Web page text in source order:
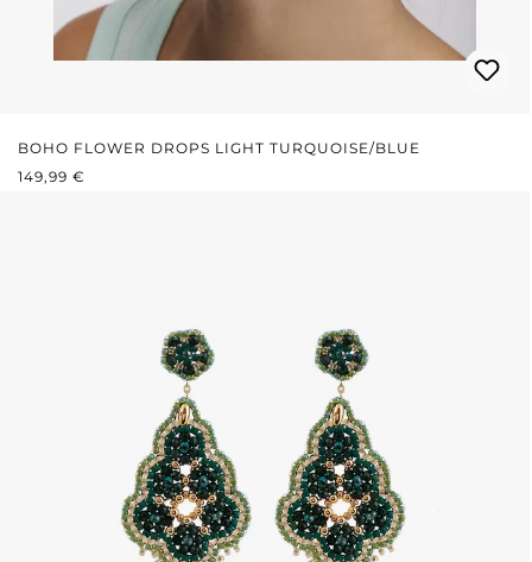
BOHO FLOWER DROPS LIGHT TURQUOISE/BLUE
PRIX RÉGULIER :
149,99 €